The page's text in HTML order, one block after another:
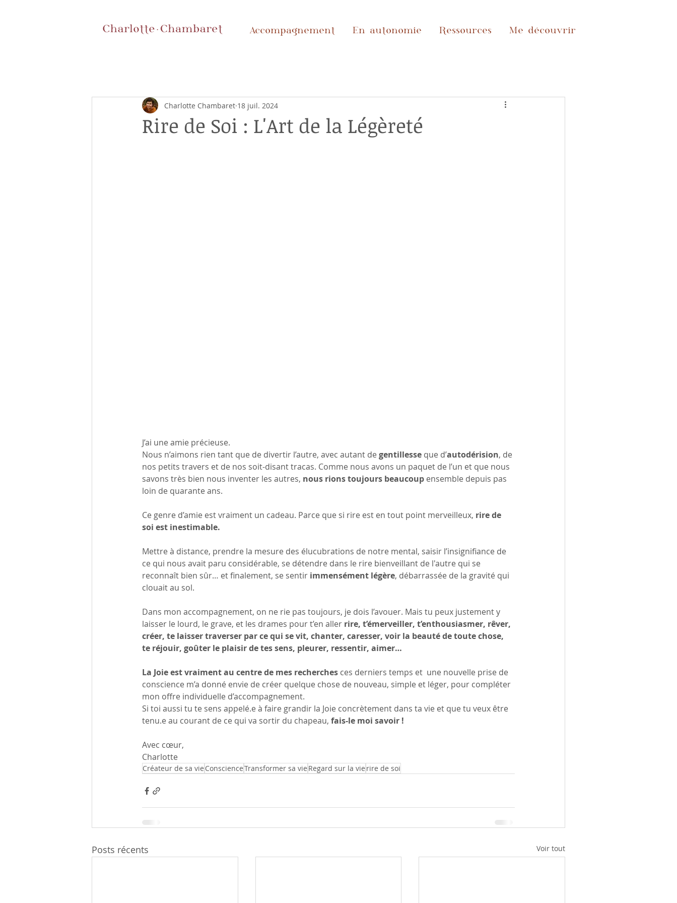
Accompagnement En autonomie Ressources Me découvrir
Rire de Soi : L'Art de la Légèreté
Charlotte Chambaret 18 juil. 2024
J’ai une amie précieuse.
Nous n’aimons rien tant que de divertir l’autre, avec autant de gentillesse que d’autodérision, de
nos petits travers et de nos soit-disant tracas. Comme nous avons un paquet de l’un et que nous
savons très bien nous inventer les autres, nous rions toujours beaucoup ensemble depuis pas
loin de quarante ans.
Ce genre d’amie est vraiment un cadeau. Parce que si rire est en tout point merveilleux, rire de
soi est inestimable.
Mettre à distance, prendre la mesure des élucubrations de notre mental, saisir l’insignifiance de
ce qui nous avait paru considérable, se détendre dans le rire bienveillant de l'autre qui se
reconnaît bien sûr… et finalement, se sentir immensément légère, débarrassée de la gravité qui
clouait au sol.
Dans mon accompagnement, on ne rie pas toujours, je dois l’avouer. Mais tu peux justement y
laisser le lourd, le grave, et les drames pour t’en aller rire, t’émerveiller, t’enthousiasmer, rêver,
créer, te laisser traverser par ce qui se vit, chanter, caresser, voir la beauté de toute chose,
te réjouir, goûter le plaisir de tes sens, pleurer, ressentir, aimer…
La Joie est vraiment au centre de mes recherches ces derniers temps et  une nouvelle prise de
conscience m’a donné envie de créer quelque chose de nouveau, simple et léger, pour compléter
mon offre individuelle d’accompagnement.
Si toi aussi tu te sens appelé.e à faire grandir la Joie concrètement dans ta vie et que tu veux être
tenu.e au courant de ce qui va sortir du chapeau, fais-le moi savoir !
Avec cœur,
Charlotte
Créateur de sa vie ConscienceTransformer sa vie Regard sur la vie rire de soi
Posts récents Voir tout